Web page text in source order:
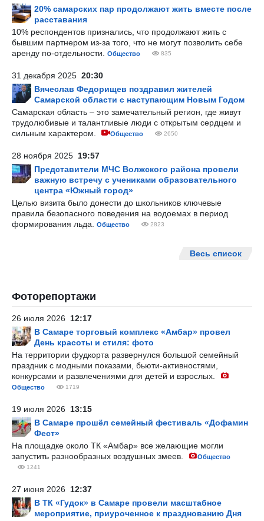
20% самарских пар продолжают жить вместе после
расставания
10% респондентов признались, что продолжают жить с
бывшим партнером из-за того, что не могут позволить себе
аренду по-отдельности.
Общество 835
31 декабря 2025 20:30
Вячеслав Федорищев поздравил жителей
Самарской области с наступающим Новым Годом
Самарская область – это замечательный регион, где живут
трудолюбивые и талантливые люди с открытым сердцем и
сильным характером.
Общество 2650
28 ноября 2025 19:57
Представители МЧС Волжского района провели
важную встречу с учениками образовательного
центра «Южный город»
Целью визита было донести до школьников ключевые
правила безопасного поведения на водоемах в период
формирования льда.
Общество 2823
Весь список
Фоторепортажи
26 июля 2026 12:17
В Самаре торговый комплекс «Амбар» провел
День красоты и стиля: фото
На территории фудкорта развернулся большой семейный
праздник с модными показами, бьюти-активностями,
конкурсами и развлечениями для детей и взрослых.
Общество 1719
19 июля 2026 13:15
В Самаре прошёл семейный фестиваль «Дофамин
Фест»
На площадке около ТК «Амбар» все желающие могли
запустить разнообразных воздушных змеев.
Общество
1241
27 июня 2026 12:37
В ТК «Гудок» в Самаре провели масштабное
мероприятие, приуроченное к празднованию Дня